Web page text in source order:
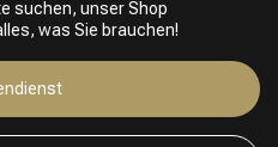
suchen, unser Shop
was Sie brauchen!